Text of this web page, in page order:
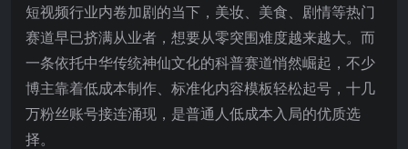
短视频行业内卷加剧的当下，美妆、美食、剧情等热门
赛道早已挤满从业者，想要从零突围难度越来越大。而
一条依托中华传统神仙文化的科普赛道悄然崛起，不少
博主靠着低成本制作、标准化内容模板轻松起号，十几
万粉丝账号接连涌现，是普通人低成本入局的优质选
择。